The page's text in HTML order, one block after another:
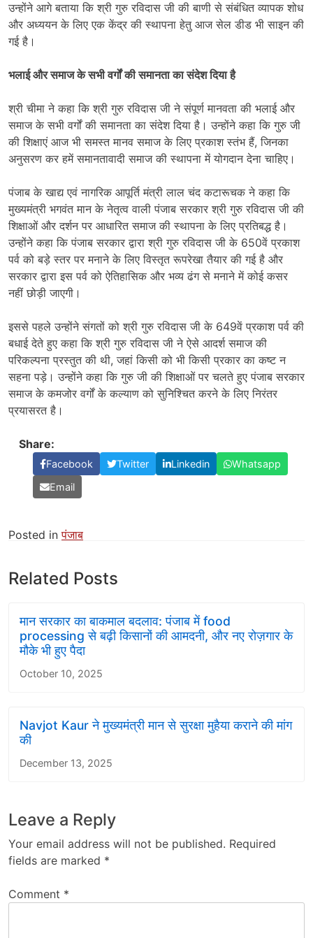
उन्होंने आगे बताया कि श्री गुरु रविदास जी की बाणी से संबंधित व्यापक शोध
और अध्ययन के लिए एक केंद्र की स्थापना हेतु आज सेल डीड भी साइन की
गई है।
भलाई और समाज के सभी वर्गों की समानता का संदेश दिया है
श्री चीमा ने कहा कि श्री गुरु रविदास जी ने संपूर्ण मानवता की भलाई और
समाज के सभी वर्गों की समानता का संदेश दिया है। उन्होंने कहा कि गुरु जी
की शिक्षाएं आज भी समस्त मानव समाज के लिए प्रकाश स्तंभ हैं, जिनका
अनुसरण कर हमें समानतावादी समाज की स्थापना में योगदान देना चाहिए।
पंजाब के खाद्य एवं नागरिक आपूर्ति मंत्री लाल चंद कटारूचक ने कहा कि
मुख्यमंत्री भगवंत मान के नेतृत्व वाली पंजाब सरकार श्री गुरु रविदास जी की
शिक्षाओं और दर्शन पर आधारित समाज की स्थापना के लिए प्रतिबद्ध है।
उन्होंने कहा कि पंजाब सरकार द्वारा श्री गुरु रविदास जी के 650वें प्रकाश
पर्व को बड़े स्तर पर मनाने के लिए विस्तृत रूपरेखा तैयार की गई है और
सरकार द्वारा इस पर्व को ऐतिहासिक और भव्य ढंग से मनाने में कोई कसर
नहीं छोड़ी जाएगी।
इससे पहले उन्होंने संगतों को श्री गुरु रविदास जी के 649वें प्रकाश पर्व की
बधाई देते हुए कहा कि श्री गुरु रविदास जी ने ऐसे आदर्श समाज की
परिकल्पना प्रस्तुत की थी, जहां किसी को भी किसी प्रकार का कष्ट न
सहना पड़े। उन्होंने कहा कि गुरु जी की शिक्षाओं पर चलते हुए पंजाब सरकार
समाज के कमजोर वर्गों के कल्याण को सुनिश्चित करने के लिए निरंतर
प्रयासरत है।
Share:
Facebook Twitter Linkedin
Whatsapp
Email
Posted inपंजाब
Related Posts
मान सरकार का बाकमाल बदलाव: पंजाब में food
processing से बढ़ी किसानों की आमदनी, और नए रोज़गार के
मौके भी हुए पैदा
October 10, 2025
Navjot Kaur ने मुख्यमंत्री मान से सुरक्षा मुहैया कराने की मांग
की
December 13, 2025
Leave a Reply
Your email address will not be published. Required
fields are marked *
Comment *